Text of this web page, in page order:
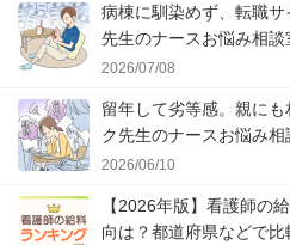
病棟に馴染めず、転職
先生のナースお悩み相談
2026/07/08
留年して劣等感。親に
ク先生のナースお悩み相
2026/06/10
【2026年版】看護師の
向は？都道府県などで比